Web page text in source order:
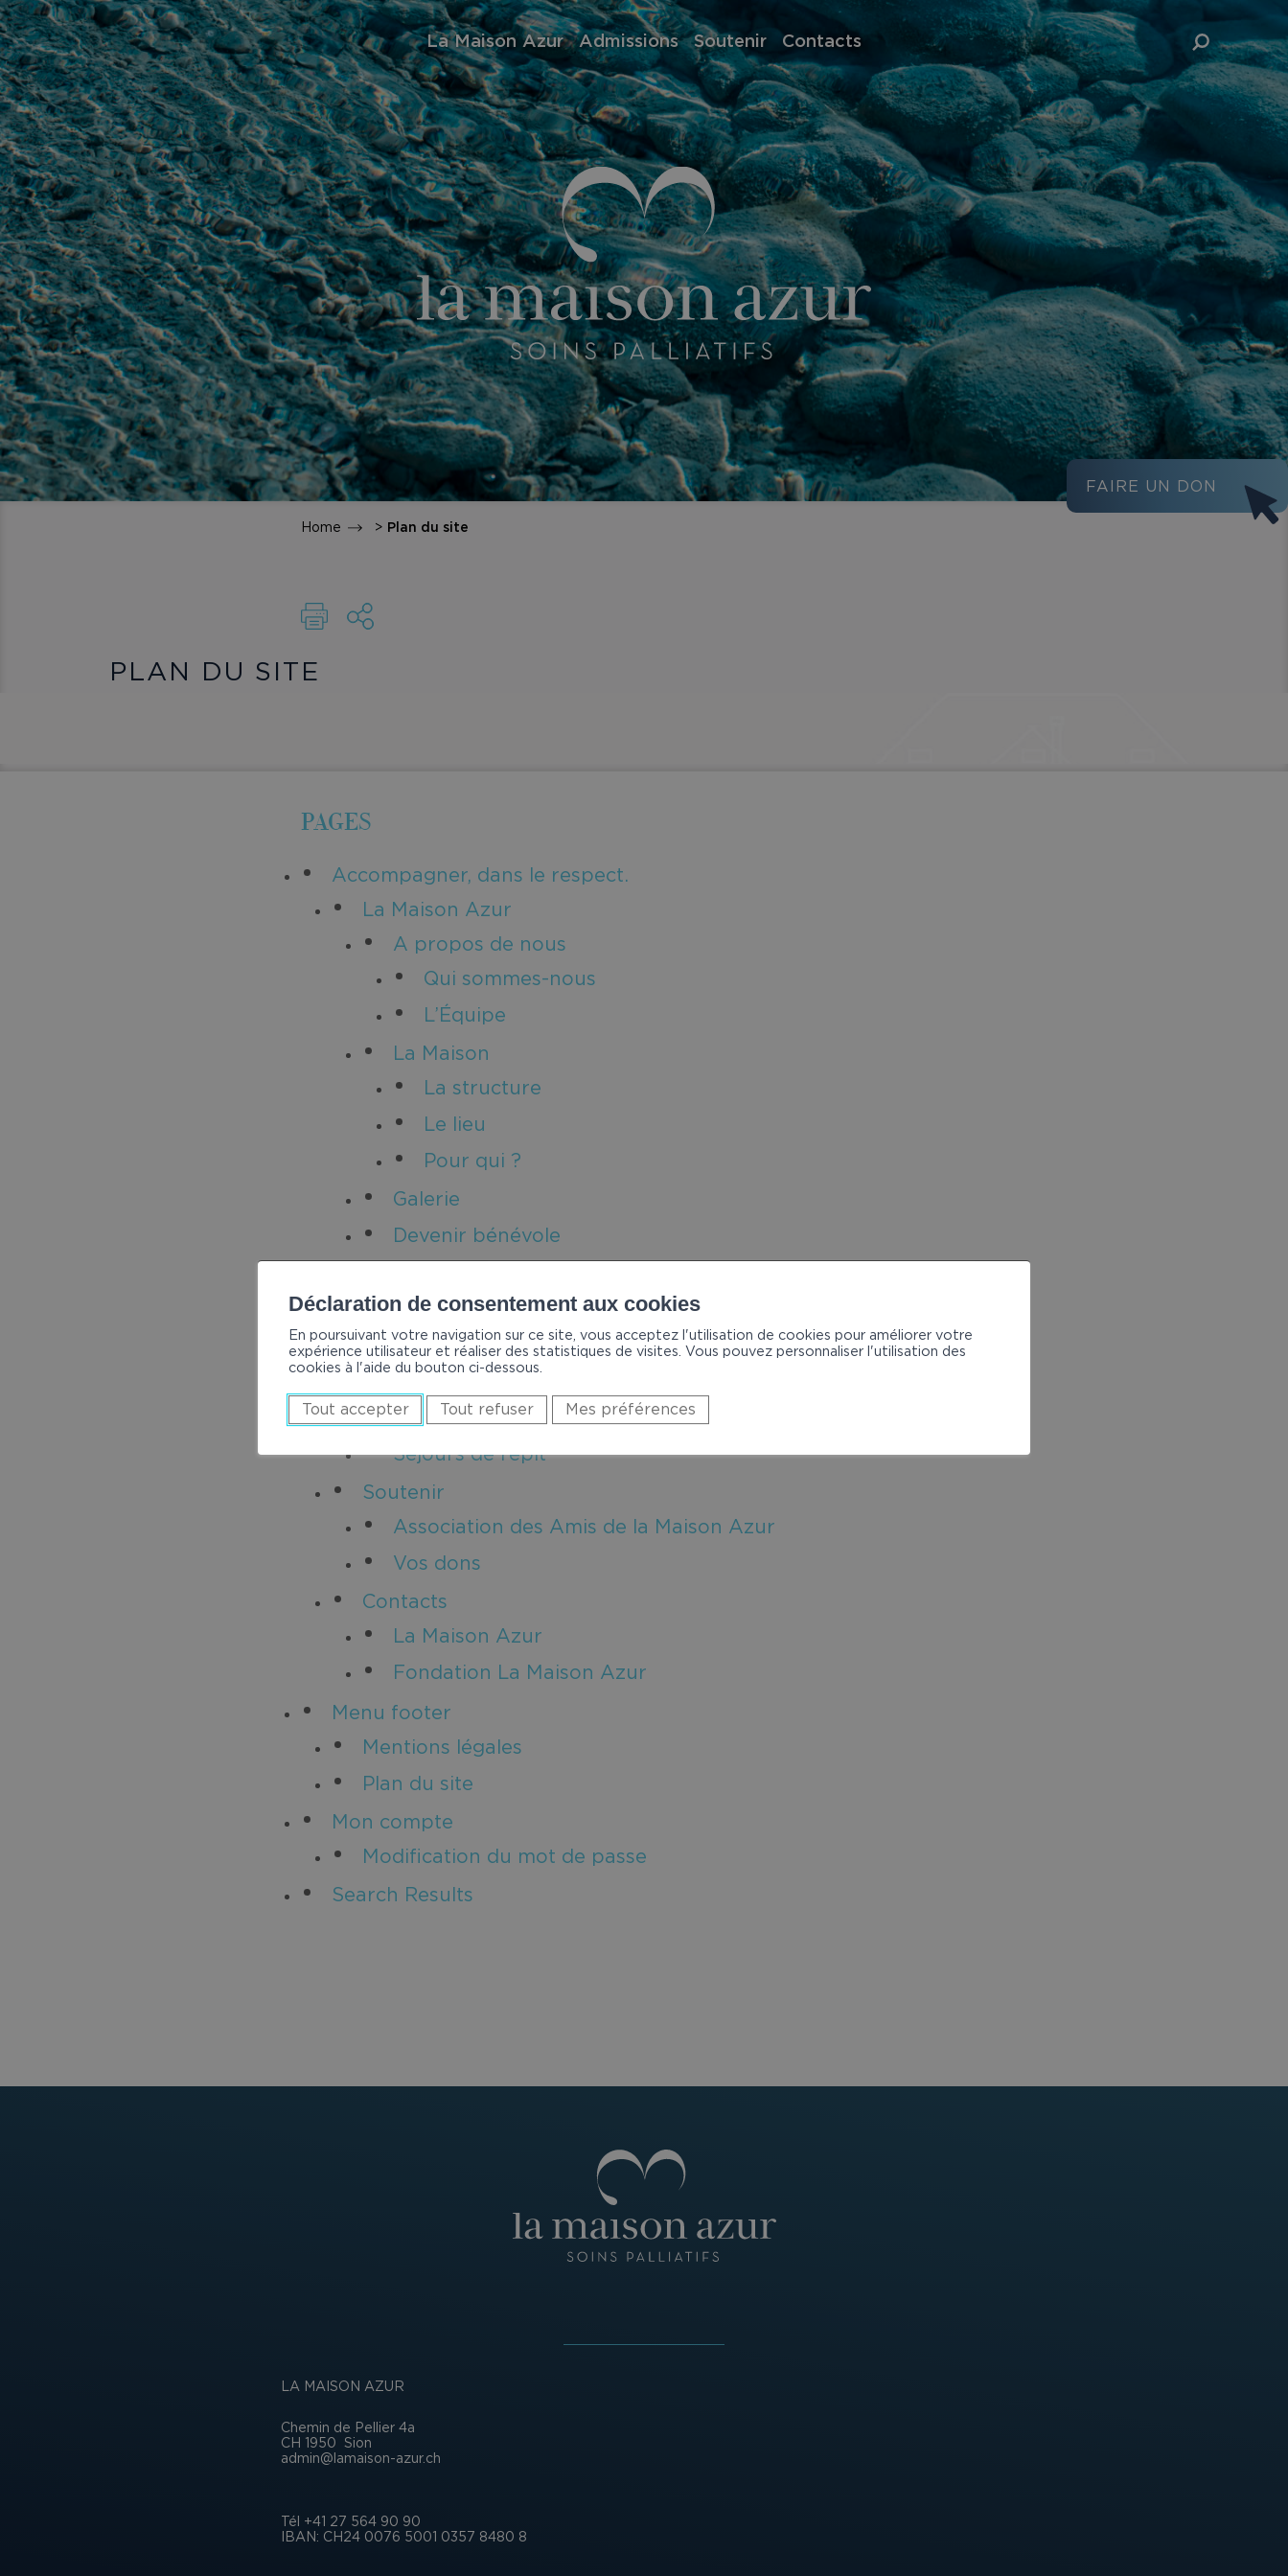
La Maison Azur
A propos de nous
La Maison
Galerie
Devenir bénévole
Médias
Rapports de gestion
Emploi
Admissions
Demandes d’admission
Séjours de répit
Soutenir
Association des Amis de la
Maison Azur
Vos dons
Contacts
La Maison Azur
Fondation La Maison Azur
FAIRE UN DON
Plan du site
PLAN DU SITE
PAGES
Accompagner, dans le respect.
La Maison Azur
A propos de nous
Qui sommes-nous
L’Équipe
La Maison
La structure
Le lieu
Pour qui ?
Galerie
Devenir bénévole
Rapports de gestion
Emploi
Demandes d’admission
Séjours de répit
Soutenir
Association des Amis de la Maison Azur
Vos dons
Contacts
La Maison Azur
Fondation La Maison Azur
Menu footer
Mentions légales
Plan du site
Mon compte
Modification du mot de passe
Search Results
LA MAISON AZUR
Chemin de Pellier 4a
CH 1950
Sion
admin@lamaison-azur.ch
Tél +41 27 564 90 90
IBAN: CH24 0076 5001 0357 8480 8
Déclaration de consentement aux cookies
En poursuivant votre navigation sur ce site, vous acceptez l'utilisation de cookies pour améliorer votre
expérience utilisateur et réaliser des statistiques de visites. Vous pouvez personnaliser l'utilisation des
cookies à l'aide du bouton ci-dessous.
Tout accepter Tout refuser Mes préférences